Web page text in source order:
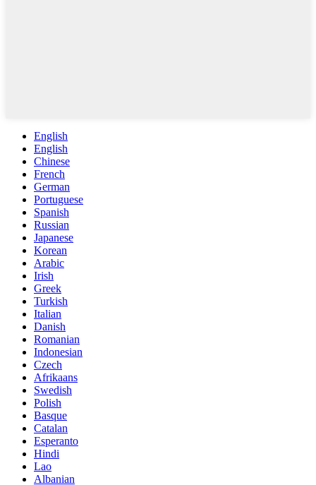
English
English
Chinese
French
German
Portuguese
Spanish
Russian
Japanese
Korean
Arabic
Irish
Greek
Turkish
Italian
Danish
Romanian
Indonesian
Czech
Afrikaans
Swedish
Polish
Basque
Catalan
Esperanto
Hindi
Lao
Albanian